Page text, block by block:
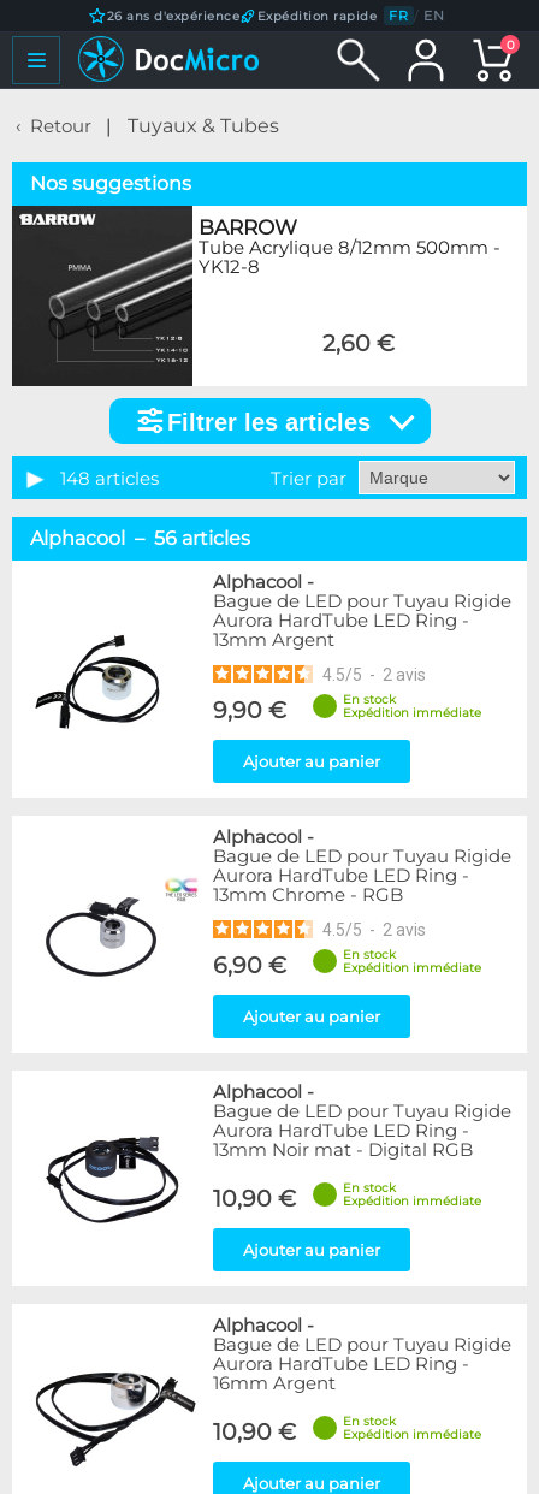
26 ans d'expérience Expédition rapide FR / EN
0
Retour Tuyaux & Tubes
Nos suggestions
BARROW
Tube Acrylique 8/12mm 500mm -
YK12-8
2,60 €
articles
Catégorie
Tuyaux souples
37
Accessoires pour tuyaux
59
Marque
Alphacool
56
DocMicro
27
17
2
15
3
Mayhems
12
Monsoon
3
Tygon
XSPC
7
9
15
Plexi
5
Rouge
Transparent
40
Vert
Disponibilité / Promotions
Articles en promotions
Appliquer
Filtrer les articles
148 articles Trier par
Alphacool – 56 articles
Alphacool -
Bague de LED pour Tuyau Rigide
Aurora HardTube LED Ring -
13mm Argent
4.5/5 - 2 avis
9,90 €
En stock
Expédition immédiate
Ajouter au panier
Alphacool -
Bague de LED pour Tuyau Rigide
Aurora HardTube LED Ring -
13mm Chrome - RGB
4.5/5 - 2 avis
6,90 €
En stock
Expédition immédiate
Ajouter au panier
Alphacool -
Bague de LED pour Tuyau Rigide
Aurora HardTube LED Ring -
13mm Noir mat - Digital RGB
10,90 €
En stock
Expédition immédiate
Ajouter au panier
Alphacool -
Bague de LED pour Tuyau Rigide
Aurora HardTube LED Ring -
16mm Argent
10,90 €
En stock
Expédition immédiate
Ajouter au panier